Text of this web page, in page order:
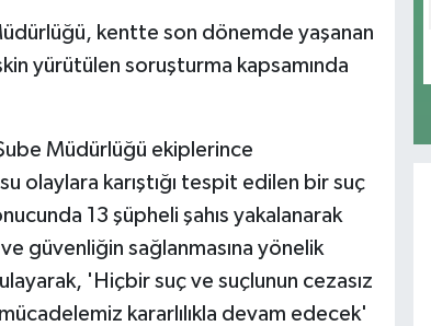
kentte son dönemde yaşanan
yürütülen soruşturma kapsamında
Müdürlüğü ekiplerince
olaylara karıştığı tespit edilen bir suç
13 şüpheli şahıs yakalanarak
güvenliğin sağlanmasına yönelik
'Hiçbir suç ve suçlunun cezasız
kararlılıkla devam edecek'